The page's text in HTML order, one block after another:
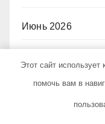
Июнь 2026
Этот сайт
помочь вам в